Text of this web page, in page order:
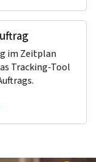
im Zeitplan
Tracking-Tool